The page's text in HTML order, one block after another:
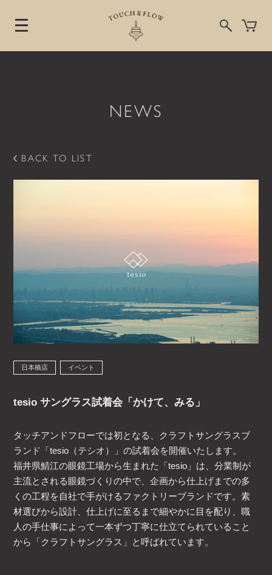
ン
NEWS
BACK TO LIST
日本橋店 イベント
tesio サングラス試着会「かけて、みる」
タッチアンドフローでは初となる、クラフトサングラスブ
ランド「tesio（テシオ）」の試着会を開催いたします。
福井県鯖江の眼鏡工場から生まれた「tesio」は、分業制が
主流とされる眼鏡づくりの中で、企画から仕上げまでの多
くの工程を自社で手がけるファクトリーブランドです。素
材選びから設計、仕上げに至るまで細やかに目を配り、職
人の手仕事によって一本ずつ丁寧に仕立てられていること
から「クラフトサングラス」と呼ばれています。